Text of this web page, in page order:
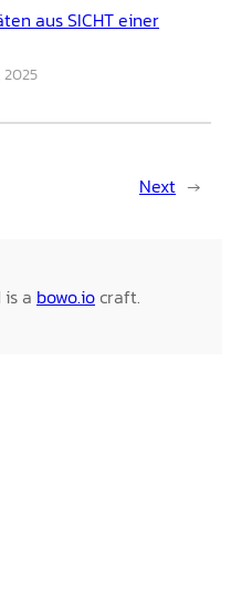
aus SICHT einer
2025
Next →
a bowo.iocraft.